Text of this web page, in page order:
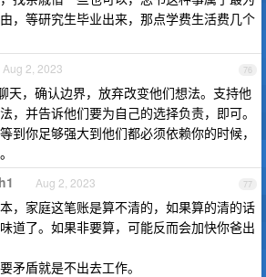
，等研究生毕业出来，那点学费生活费几个
76
Aug 2, 2023
天，确认边界，放弃改变他们想法。支持他
，并告诉他们要为自己的选择负责，即可。
到你足够强大到他们都必须依赖你的时候，
77
Aug 2, 2023
，家庭这笔账是算不清的，如果算的清的话
道了。如果非要算，可能反而会加快你爸出
矛盾就是不出去工作。